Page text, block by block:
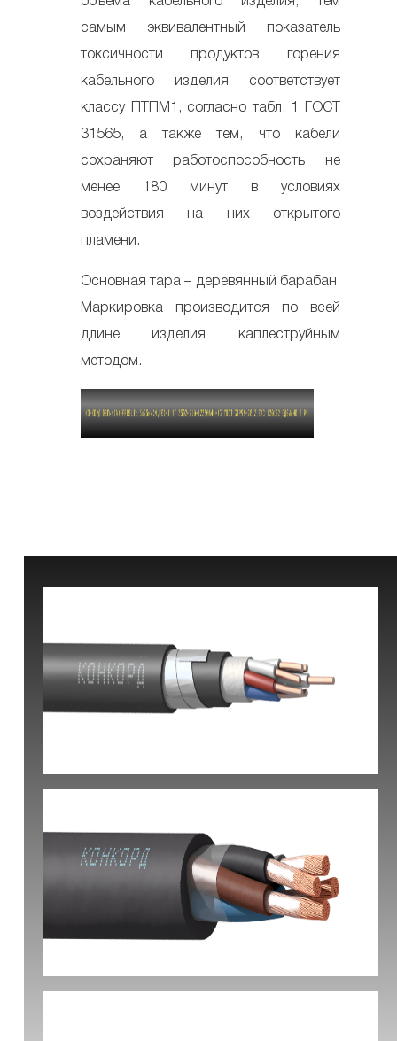
самым эквивалентный показатель
токсичности продуктов горения
кабельного изделия соответствует
классу ПТПМ1, согласно табл. 1 ГОСТ
31565, а также тем, что кабели
сохраняют работоспособность не
менее 180 минут в условиях
воздействия на них открытого
пламени.
Основная тара – деревянный барабан.
Маркировка производится по всей
длине изделия каплеструйным
методом.
КВБбШвнг(А) -LS
КГ-ХЛ